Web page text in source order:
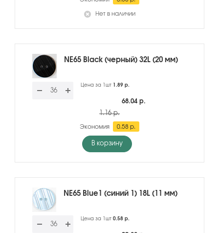
Нет в наличии
NE65 Black (черный) 32L (20 мм)
Цена за 1шт 1.89 р.
68.04 р.
1.16 р.
Экономия 0.58 р.
В корзину
NE65 Blue1 (синий 1) 18L (11 мм)
Цена за 1шт 0.58 р.